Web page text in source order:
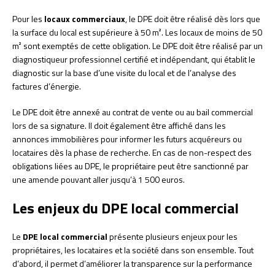
Pour les locaux commerciaux, le DPE doit être réalisé dès lors que
la surface du local est supérieure à 50 m². Les locaux de moins de 50
m² sont exemptés de cette obligation. Le DPE doit être réalisé par un
diagnostiqueur professionnel certifié et indépendant, qui établit le
diagnostic sur la base d’une visite du local et de l’analyse des
factures d’énergie.
Le DPE doit être annexé au contrat de vente ou au bail commercial
lors de sa signature. Il doit également être affiché dans les
annonces immobilières pour informer les futurs acquéreurs ou
locataires dès la phase de recherche. En cas de non-respect des
obligations liées au DPE, le propriétaire peut être sanctionné par
une amende pouvant aller jusqu’à 1 500 euros.
Les enjeux du DPE local commercial
Le DPE local commercialprésente plusieurs enjeux pour les
propriétaires, les locataires et la société dans son ensemble. Tout
d’abord, il permet d’améliorer la transparence sur la performance